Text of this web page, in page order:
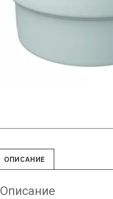
ОПИСАНИЕ
Описание